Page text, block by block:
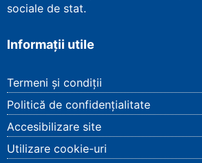
sociale de stat.
Informații utile
Termeni și condiții
Politică de confidențialitate
Accesibilizare site
Utilizare cookie-uri